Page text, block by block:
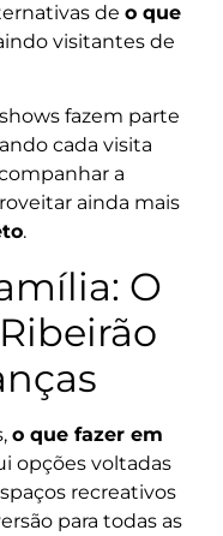
de o que
visitantes de
fazem parte
cada visita
a
ainda mais
.
O
o que fazer em
opções voltadas
recreativos
para todas as